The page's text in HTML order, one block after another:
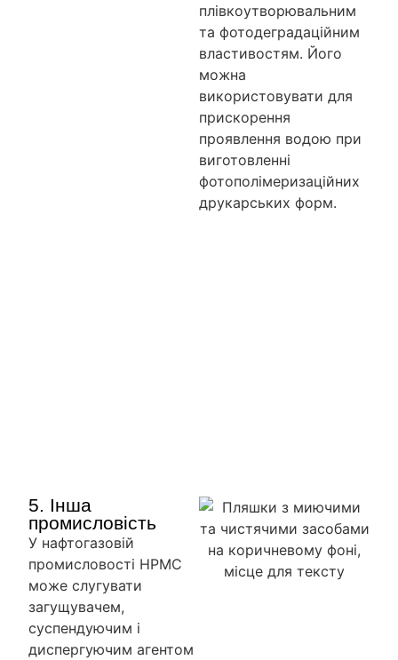
плівкоутворювальним
та фотодеградаційним
властивостям. Його
можна
використовувати для
прискорення
проявлення водою при
виготовленні
фотополімеризаційних
друкарських форм.
5. Інша
промисловість
У нафтогазовій
промисловості HPMC
може слугувати
загущувачем,
суспендуючим і
диспергуючим агентом